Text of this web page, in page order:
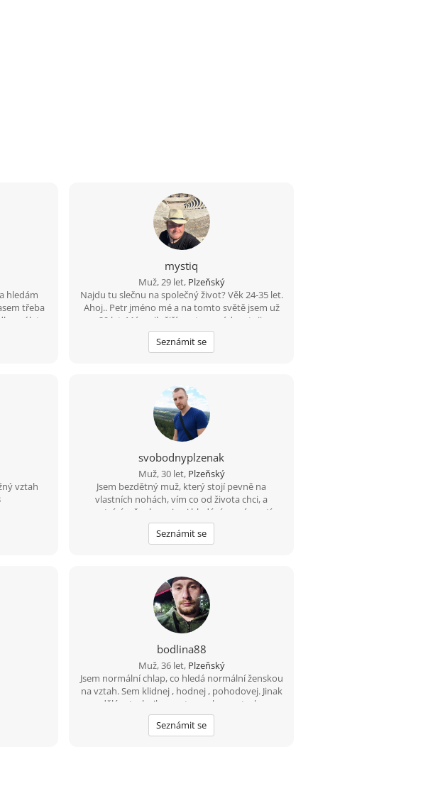
hledám
třeba
výlety,
umí
ozveš.
mystiq
Muž, 29 let, Plzeňský
Najdu tu slečnu na společný život? Věk 24-35 let.
Ahoj.. Petr jméno mé a na tomto světě jsem už
29 let. Mám silnější postavu, rád cestuji,
převážně po Řeckých ostrovech, taktéž
nepohrdnu procházkou v přírodě. Bydlím v
nevím, co od toho očekávat, ale třeba tady
najdu nějakou slečnu. Budu se těšit na tvojí
zprávu.
Seznámit se
vztah
svobodnyplzenak
Muž, 30 let, Plzeňský
Jsem bezdětný muž, který stojí pevně na
vlastních nohách, vím co od života chci, a
neztrácím čas hrami ani hledáním známostí.
Hledám bezdětnou a sebevědomou ženu do 35
let z Plzně nebo blízkého okolí, která touží po
upřímnost, vzájemný respekt, věrnost a důvěru,
schopnost být si oporou v každé chvíli. Pokud
hledáš opravdový vztah a ne jen dopisování,
budu rád když se ozveš.
Seznámit se
bodlina88
Muž, 36 let, Plzeňský
Jsem normální chlap, co hledá normální ženskou
na vztah. Sem klidnej , hodnej , pohodovej. Jinak
dělám technika na stage a konzertech.
Seznámit se